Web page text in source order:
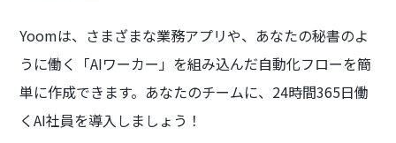
Yoomは、さまざまな業務アプリや、あなたの秘書のよ
うに働く「AIワーカー」を組み込んだ自動化フローを簡
単に作成できます。あなたのチームに、24時間365日働
くAI社員を導入しましょう！